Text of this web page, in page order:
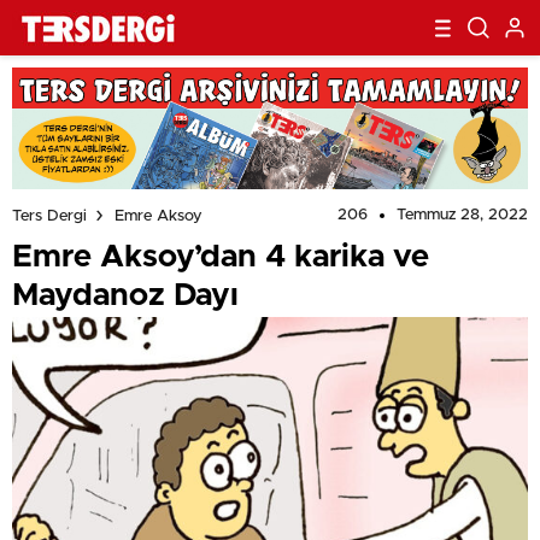
Ters Dergi Emre Aksoy 206 Temmuz 28, 2022
Emre Aksoy’dan 4 karika ve
Maydanoz Dayı